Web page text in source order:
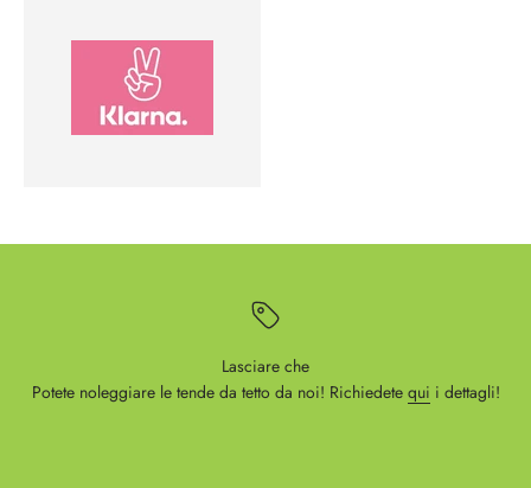
Lasciare che
Potete noleggiare le tende da tetto da noi! Richiedete qui i dettagli!